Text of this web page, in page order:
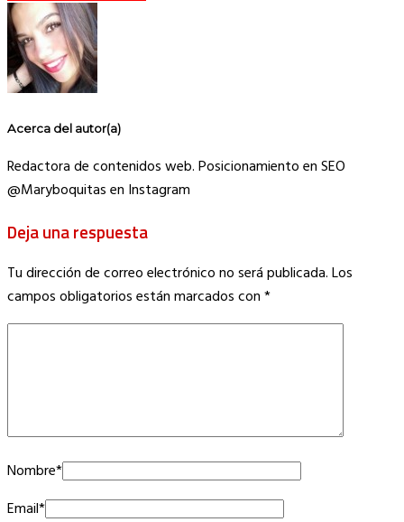
Acerca del autor(a)
Redactora de contenidos web. Posicionamiento en SEO
@Maryboquitas en Instagram
Deja una respuesta
Tu dirección de correo electrónico no será publicada.Los
campos obligatorios están marcados con*
Nombre*
Email*